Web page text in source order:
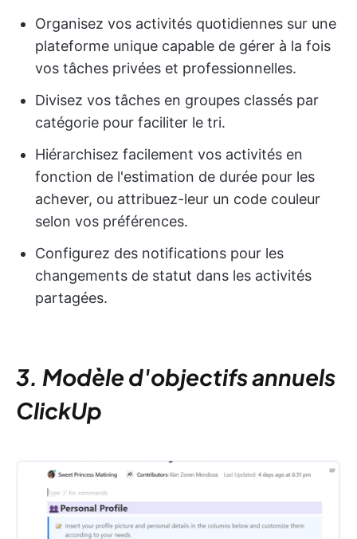
Organisez vos activités quotidiennes sur une
plateforme unique capable de gérer à la fois
vos tâches privées et professionnelles.
Divisez vos tâches en groupes classés par
catégorie pour faciliter le tri.
Hiérarchisez facilement vos activités en
fonction de l'estimation de durée pour les
achever, ou attribuez-leur un code couleur
selon vos préférences.
Configurez des notifications pour les
changements de statut dans les activités
partagées.
3. Modèle d'objectifs annuels
ClickUp